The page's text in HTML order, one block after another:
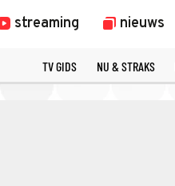
streaming nieuws
TV GIDS NU & STRAKS